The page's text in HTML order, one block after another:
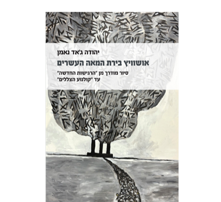
יהודה ג'אד נאמן
הנחת אתר ספר מודפס
$35
$32